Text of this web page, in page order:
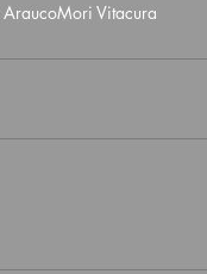
Mori Vitacura